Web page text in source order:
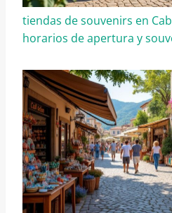
tiendas de souvenirs en
horarios de apertura y